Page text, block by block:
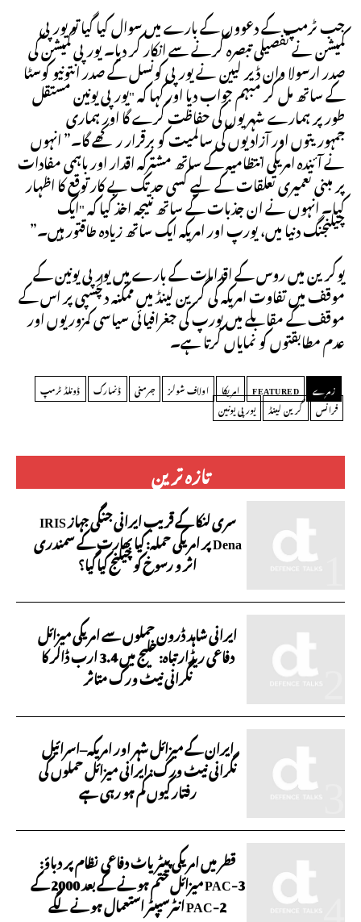
تازہ ترین
سری لنکا کے قریب ایرانی جنگی جہاز IRIS
Dena پر امریکی حملہ: کیا بھارت کے سمندری
اثر و رسوخ کو چیلنج کیا گیا؟
ایرانی شاہد ڈرون حملوں سے امریکی میزائل
دفاعی ریڈار تباہ: خلیج میں 3.4 ارب ڈالر کا
نگرانی نیٹ ورک متاثر
ایران کے میزائل شہر اور امریکہ–اسرائیل
نگرانی نیٹ ورک: ایرانی میزائل حملوں کی
رفتار کیوں کم ہو رہی ہے
قطر میں امریکی پیٹریاٹ دفاعی نظام پر دباؤ:
PAC-3 میزائل ختم ہونے کے بعد 2000 کے
PAC-2 انٹرسیپٹر استعمال ہونے لگے
جب ٹرمپ کے دعووں کے بارے میں سوال کیا گیا تو یورپی
کمیشن نے تفصیلی تبصرہ کرنے سے انکار کر دیا۔ یورپی کمیشن کی
صدر ارسولا وان ڈیر لیین نے یورپی کونسل کے صدر انتونیو کوسٹا
کے ساتھ مل کر مبہم جواب دیا اور کہا کہ "یورپی یونین مستقل
طور پر ہمارے شہریوں کی حفاظت کرے گا اور ہماری
جمہوریتوں اور آزادیوں کی سالمیت کو برقرار رکھے گا۔” انہوں
نے آئندہ امریکی انتظامیہ کے ساتھ مشترکہ اقدار اور باہمی مفادات
پر مبنی تعمیری تعلقات کے لیے کسی حد تک بے کار توقع کا اظہار
کیا۔ انہوں نے ان جذبات کے ساتھ نتیجہ اخذ کیا کہ "ایک
چیلنجنگ دنیا میں، یورپ اور امریکہ ایک ساتھ زیادہ طاقتور ہیں۔”
یوکرین میں روس کے اقدامات کے بارے میں یورپی یونین کے
موقف میں تفاوت امریکہ کی گرین لینڈ میں ممکنہ دلچسپی پر اس کے
موقف کے مقابلے میں یورپ کی جغرافیائی سیاسی کمزوریوں اور
عدم مطابقتوں کو نمایاں کرتا ہے۔
زمرے FEATURED امریکا اولاف شولز جرمنی ڈنمارک
ڈونلڈ ٹرمپ
فرانس
گرین لینڈ یورپی یونین